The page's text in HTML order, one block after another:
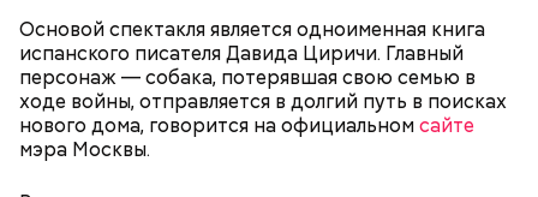
Основой спектакля является одноименная книга
испанского писателя Давида Циричи. Главный
персонаж — собака, потерявшая свою семью в
ходе войны, отправляется в долгий путь в поисках
нового дома, говорится на официальномсайте
мэра Москвы.
Зимний сезон фестиваля «Усадьбы Москвы»,
который продлится до 28 февраля, станет
подарком для тех, кто неравнодушен к тайнам и
очарованию старины.